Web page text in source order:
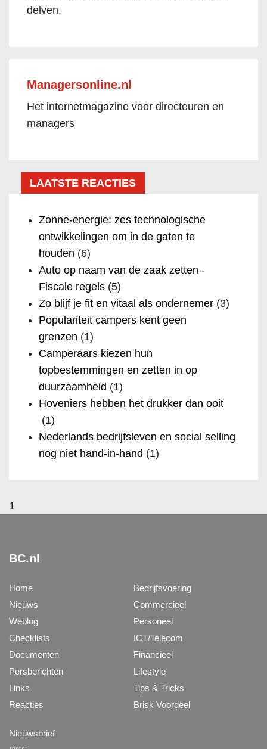
delven.
Managersonline.nl
Het internetmagazine voor directeuren en
managers
LAATSTE REACTIES
Zonne-energie: zes technologische
ontwikkelingen om in de gaten te
houden (6)
Auto op naam van de zaak zetten -
Fiscale regels (5)
Zo blijf je fit en vitaal als ondernemer (3)
Populariteit campers kent geen
grenzen (1)
Camperaars kiezen hun
topbestemmingen en zetten in op
duurzaamheid (1)
Hoveniers hebben het drukker dan ooit
(1)
Nederlands bedrijfsleven en social selling
nog niet hand-in-hand (1)
1
BC.nl
Home
Nieuws
Weblog
Checklists
Documenten
Persberichten
Links
Reacties
Bedrijfsvoering
Commercieel
Personeel
ICT/Telecom
Financieel
Lifestyle
Tips & Tricks
Brisk Voordeel
Nieuwsbrief